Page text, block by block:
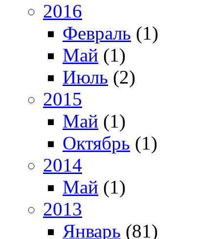
2016
Февраль (1)
Май (1)
Июль (2)
2015
Май (1)
Октябрь (1)
2014
Май (1)
2013
Январь (81)